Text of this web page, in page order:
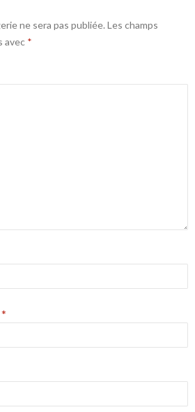
ne sera pas publiée. Les champs
avec *
*